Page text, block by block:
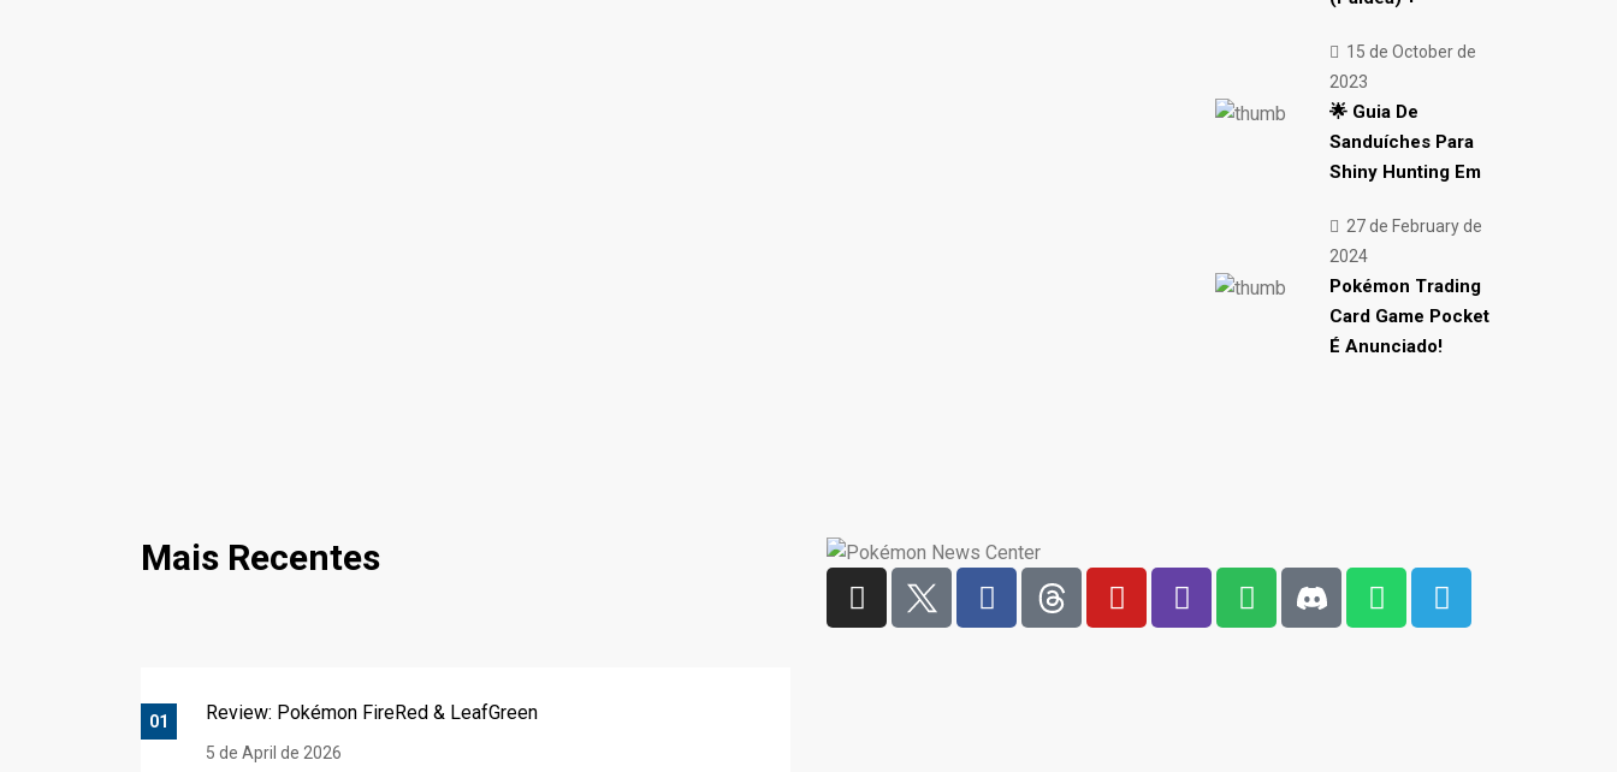
15 de October de
2023
🌟 Guia De
Sanduíches Para
Shiny Hunting Em
27 de February de
2024
Pokémon Trading
Card Game Pocket
É Anunciado!
Mais Recentes
01 Review: Pokémon FireRed & LeafGreen
5 de April de 2026